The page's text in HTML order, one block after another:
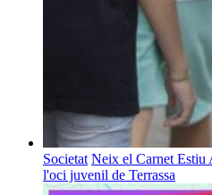
Societat Neix el Carnet Estiu
l'oci juvenil de Terrassa